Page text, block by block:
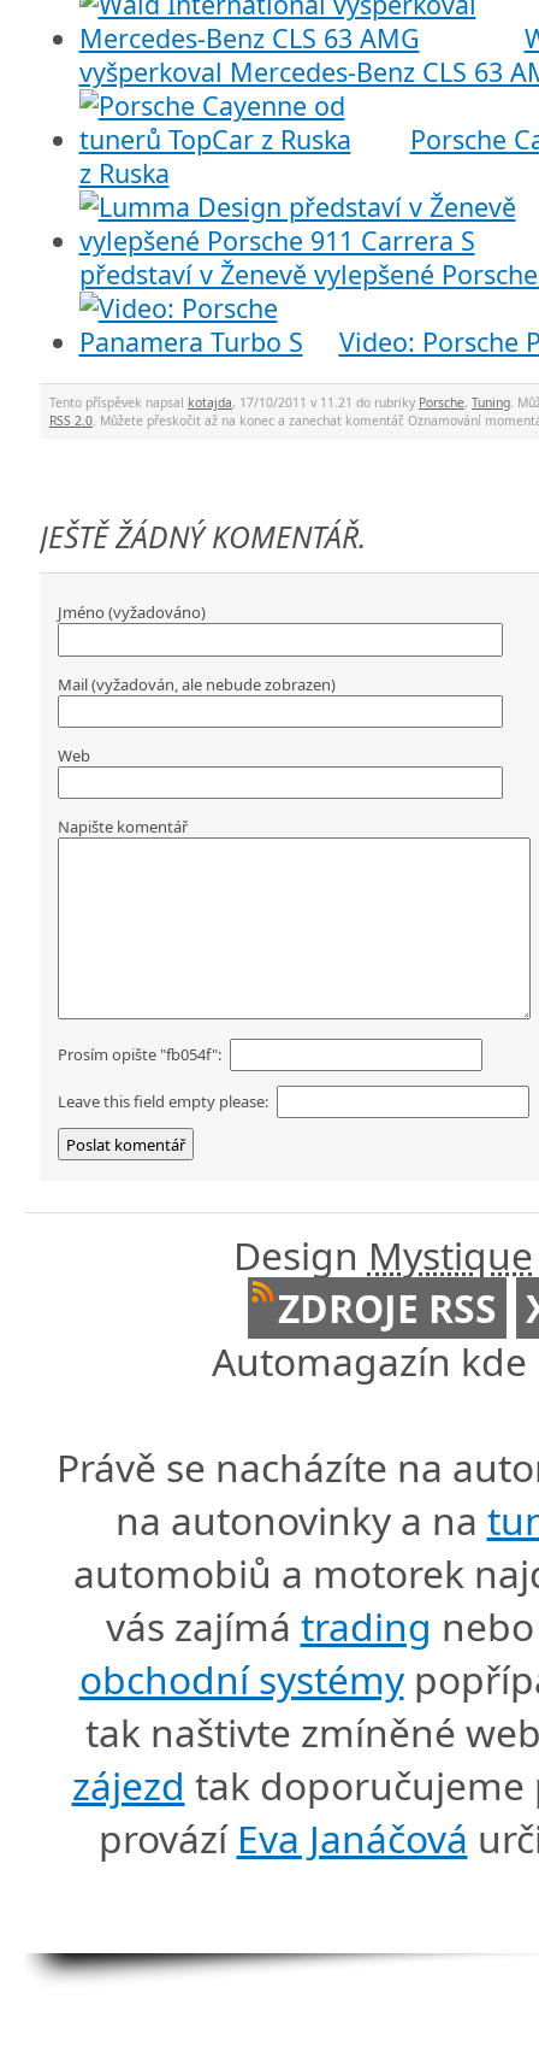
vyšperkoval Mercedes-Benz CLS 63
Porsche
z Ruska
představí v Ženevě vylepšené
Video: Porsche
Tento příspěvek napsal kotajda, 17/10/2011 v 11.21 do rubriky Porsche, Tuning.
RSS 2.0. Můžete přeskočit až na konec a zanechat komentář. Oznamování
JEŠTĚ ŽÁDNÝ KOMENTÁŘ.
Jméno (vyžadováno)
Mail (vyžadován, ale nebude zobrazen)
Web
Napište komentář
Prosím opište "fb054f":
Leave this field empty please:
Design Mystique
ZDROJE RSS
Automagazín
Právě se nacházíte na
na autonovinky a na
automobiů a motorek
vás zajímá trading
obchodní systémy
tak naštivte zmíněné
zájezd tak doporučujeme
provází Eva Janáčová